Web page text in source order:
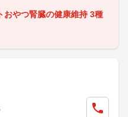
おやつ腎臓の健康維持 3種